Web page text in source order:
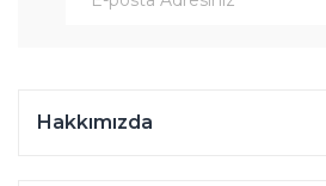
Hakkımızda